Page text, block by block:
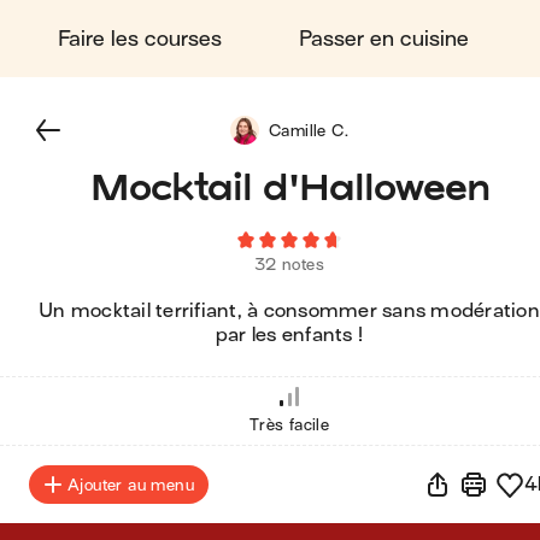
Faire les courses Passer en cuisine
Mocktail d'Halloween
32 notes
Un mocktail terrifiant, à consommer sans modération
par les enfants !
Camille C.
Très facile
Ajouter au menu